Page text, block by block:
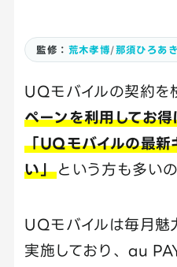
監修： 荒木孝博/那須ひろあき
UQモバイルの契約を
ペーンを利用してお
「UQモバイルの最新
い」 という方も多い
UQモバイルは毎月魅
実施しており、au